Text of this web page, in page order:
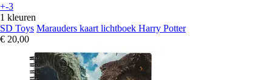
+-3
1 kleuren
SD Toys Marauders kaart lichtboek Harry Potter
€ 20,00